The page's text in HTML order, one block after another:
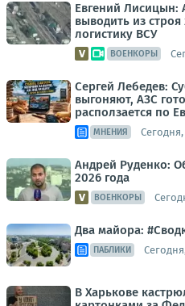
Евгений Лисицын:
выводить из
логистику ВСУ
ВОЕНКОРЫ
Сергей Лебедев:
выгоняют, АЗС
расползается по
МНЕНИЯ Сегодня,
Андрей Руденко:
2026 года
ВОЕНКОРЫ
Два майора:
ПАБЛИКИ
В Харькове